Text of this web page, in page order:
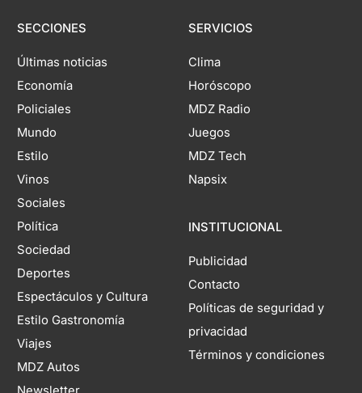
SECCIONES
Últimas noticias
Economía
Policiales
Mundo
Estilo
Vinos
Sociales
Política
Sociedad
Deportes
Espectáculos y Cultura
Estilo Gastronomía
Viajes
MDZ Autos
SERVICIOS
Clima
Horóscopo
MDZ Radio
Juegos
MDZ Tech
Napsix
INSTITUCIONAL
Publicidad
Contacto
Políticas de seguridad y
privacidad
Términos y condiciones